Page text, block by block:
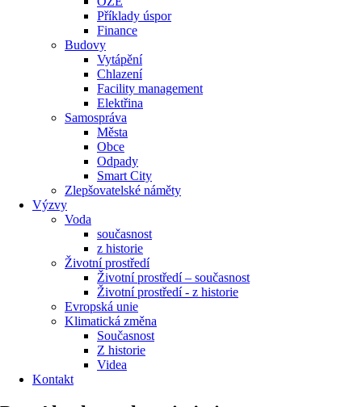
Příklady úspor
Finance
Budovy
Vytápění
Chlazení
Facility management
Elektřina
Samospráva
Města
Obce
Odpady
Smart City
Zlepšovatelské náměty
Výzvy
Voda
současnost
z historie
Životní prostředí
Životní prostředí – současnost
Životní prostředí ​- z historie
Evropská unie
Klimatická změna
Současnost
Z historie
Videa
Kontakt